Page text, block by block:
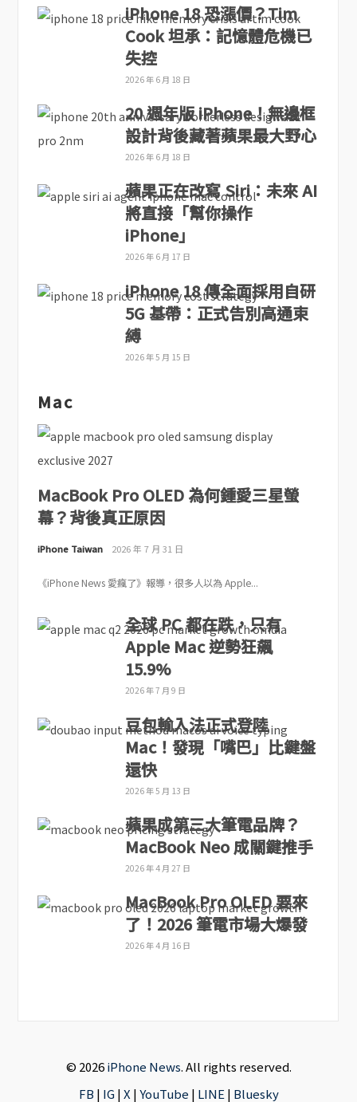
iPhone 18 恐漲價？Tim
Cook 坦承：記憶體危機已
失控
2026 年 6 月 18 日
20 週年版 iPhone！無邊框
設計背後藏著蘋果最大野心
2026 年 6 月 18 日
蘋果正在改寫 Siri：未來 AI
將直接「幫你操作
iPhone」
2026 年 6 月 17 日
iPhone 18 傳全面採用自研
5G 基帶：正式告別高通束
縛
2026 年 5 月 15 日
Mac
MacBook Pro OLED 為何鍾愛三星螢
幕？背後真正原因
iPhone Taiwan 2026 年 7 月 31 日
《iPhone News 愛瘋了》報導，很多人以為 Apple...
全球 PC 都在跌，只有
Apple Mac 逆勢狂飆
15.9%
2026 年 7 月 9 日
豆包輸入法正式登陸
Mac！發現「嘴巴」比鍵盤
還快
2026 年 5 月 13 日
蘋果成第三大筆電品牌？
MacBook Neo 成關鍵推手
2026 年 4 月 27 日
MacBook Pro OLED 要來
了！2026 筆電市場大爆發
2026 年 4 月 16 日
© 2026iPhone News. All rights reserved.
FB | IG|X |YouTube | LINE | Bluesky